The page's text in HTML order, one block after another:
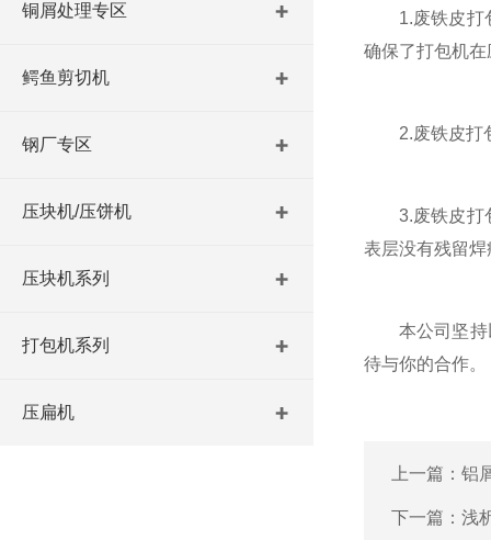
铜屑处理专区
鳄鱼剪切机
钢厂专区
压块机/压饼机
压块机系列
打包机系列
压扁机
1.废铁皮打包
确保了打包机
2.废铁皮打包
3.废铁皮打包
表层没有残留焊
本公司坚持以
待与你的合作。
上一篇： 铝
下一篇： 浅